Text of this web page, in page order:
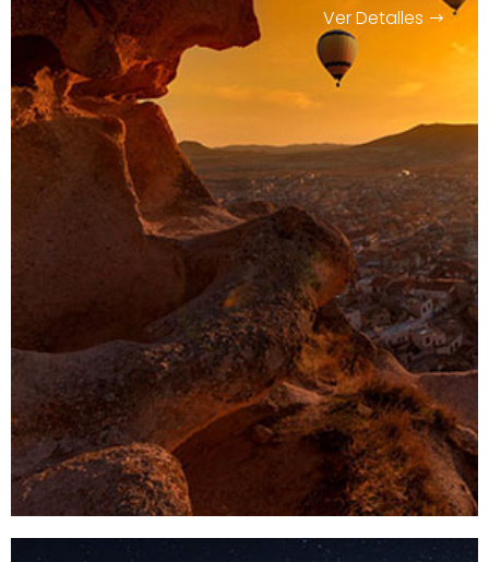
Ver Detalles